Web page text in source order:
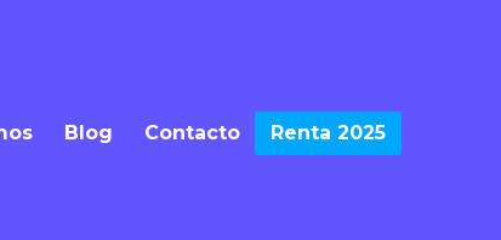
Blog Contacto Renta 2025